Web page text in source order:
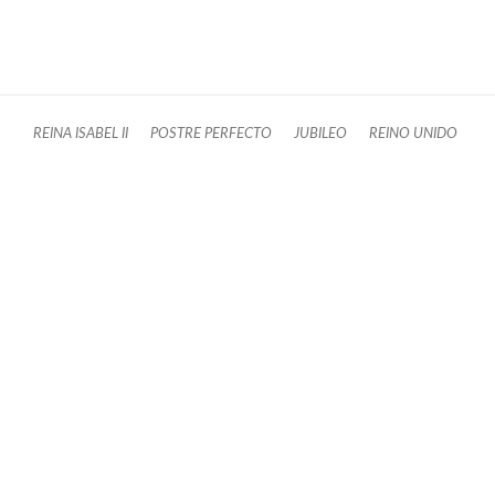
REINA ISABEL II POSTRE PERFECTO JUBILEO REINO UNIDO